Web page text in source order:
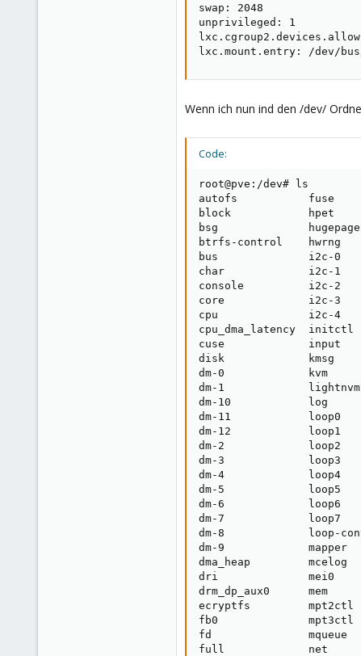
swap: 2048
unprivileged: 1
lxc.mount.entry: /dev/
Wenn ich nun ind den /dev/
Code:
root@pve:/dev# ls
autofs           fuse
block            hpet
bsg
btrfs-control    hwrng
bus              i2c-0
char             i2c-1
console          i2c-2
core             i2c-3
cpu              i2c-4
cpu_dma_latency
cuse             input
disk             kmsg
dm-0             kvm
dm-1
dm-10            log
dm-11            loop0
dm-12            loop1
dm-2             loop2
dm-3             loop3
dm-4             loop4
dm-5             loop5
dm-6             loop6
dm-7             loop7
dm-8             loop-
dm-9
dma_heap
dri              mei0
drm_dp_aux0
ecryptfs
fb0              mpt3ctl
fd               mqueue
full             net